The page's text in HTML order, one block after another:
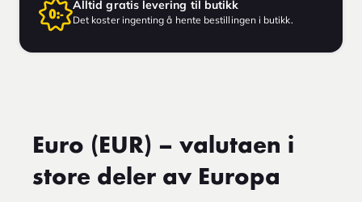
Alltid gratis levering til butikk
Det koster ingenting å hente bestillingen i butikk.
Euro (EUR) – valutaen i
store deler av Europa